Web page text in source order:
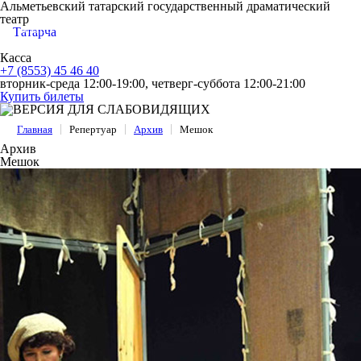
Альметьевский татарский государственный драматический
театр
Татарча
Касса
+7 (8553) 45 46 40
вторник-среда 12:00-19:00, четверг-суббота 12:00-21:00
Купить билеты
МЕНЮ
Главная Репертуар Архив Мешок
Архив
Мешок